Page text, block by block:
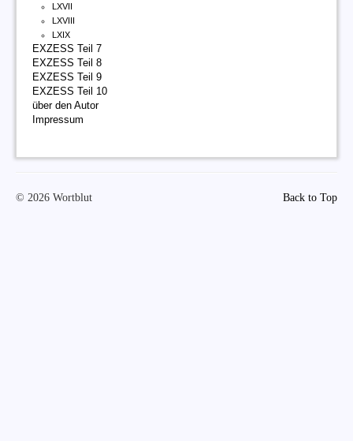
LXVII
LXVIII
LXIX
EXZESS Teil 7
EXZESS Teil 8
EXZESS Teil 9
EXZESS Teil 10
über den Autor
Impressum
Back to Top
© 2026 Wortblut